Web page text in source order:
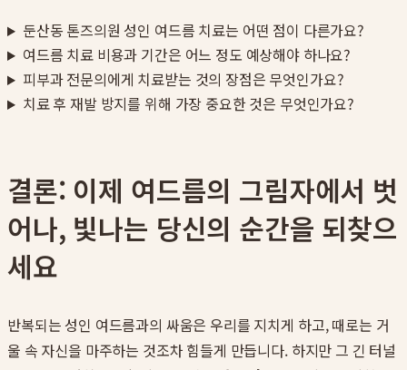
둔산동 톤즈의원 성인 여드름 치료는 어떤 점이 다른가요?
여드름 치료 비용과 기간은 어느 정도 예상해야 하나요?
피부과 전문의에게 치료받는 것의 장점은 무엇인가요?
치료 후 재발 방지를 위해 가장 중요한 것은 무엇인가요?
결론: 이제 여드름의 그림자에서 벗
어나, 빛나는 당신의 순간을 되찾으
세요
반복되는 성인 여드름과의 싸움은 우리를 지치게 하고, 때로는 거
울 속 자신을 마주하는 것조차 힘들게 만듭니다. 하지만 그 긴 터널